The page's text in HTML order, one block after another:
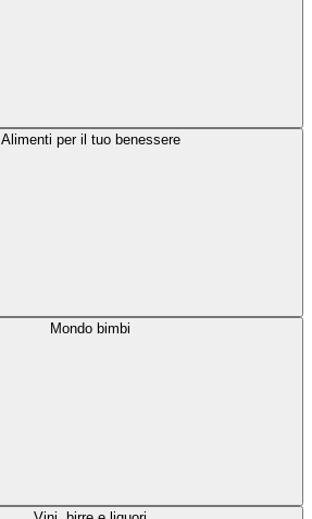
Alimenti per il tuo benessere
Mondo bimbi